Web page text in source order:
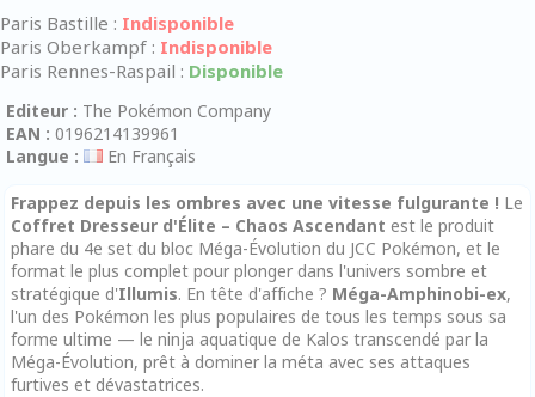
Paris Bastille : Indisponible
Paris Oberkampf : Indisponible
Paris Rennes-Raspail : Disponible
Editeur : The Pokémon Company
EAN : 0196214139961
Langue :
En Français
Frappez depuis les ombres avec une vitesse fulgurante ! Le
Coffret Dresseur d'Élite – Chaos Ascendant est le produit
phare du 4e set du bloc Méga-Évolution du JCC Pokémon, et le
format le plus complet pour plonger dans l'univers sombre et
stratégique d'Illumis. En tête d'affiche ? Méga-Amphinobi-ex,
l'un des Pokémon les plus populaires de tous les temps sous sa
forme ultime — le ninja aquatique de Kalos transcendé par la
Méga-Évolution, prêt à dominer la méta avec ses attaques
furtives et dévastatrices.